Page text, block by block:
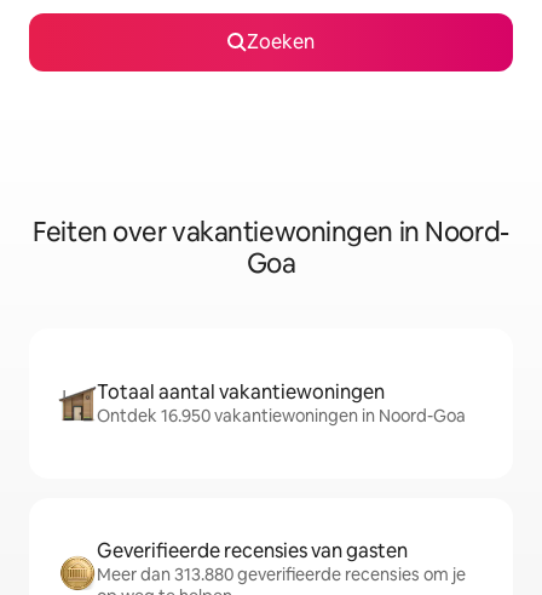
Zoeken
Feiten over vakantiewoningen in Noord-
Goa
Totaal aantal vakantiewoningen
Ontdek 16.950 vakantiewoningen in Noord-Goa
Geverifieerde recensies van gasten
Meer dan 313.880 geverifieerde recensies om je